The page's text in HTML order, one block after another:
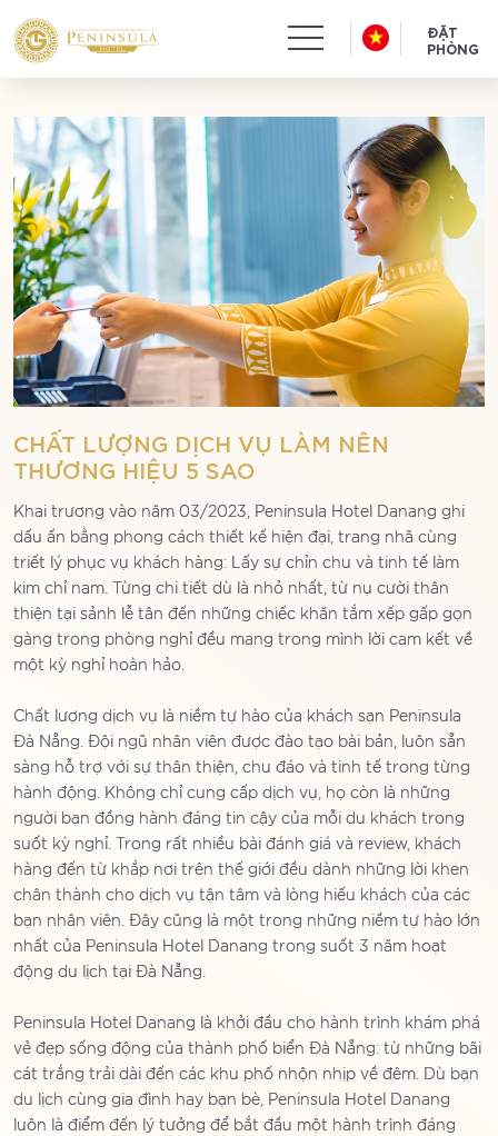
ĐẶT
PHÒNG
CHẤT LƯỢNG DỊCH VỤ LÀM NÊN
THƯƠNG HIỆU 5 SAO
Khai trương vào năm 03/2023, Peninsula Hotel Danang ghi
dấu ấn bằng phong cách thiết kế hiện đại, trang nhã cùng
triết lý phục vụ khách hàng: Lấy sự chỉn chu và tinh tế làm
kim chỉ nam. Từng chi tiết dù là nhỏ nhất, từ nụ cười thân
thiện tại sảnh lễ tân đến những chiếc khăn tắm xếp gấp gọn
gàng trong phòng nghỉ đều mang trong mình lời cam kết về
một kỳ nghỉ hoàn hảo.
Chất lượng dịch vụ là niềm tự hào của khách sạn Peninsula
Đà Nẵng. Đội ngũ nhân viên được đào tạo bài bản, luôn sẵn
sàng hỗ trợ với sự thân thiện, chu đáo và tinh tế trong từng
hành động. Không chỉ cung cấp dịch vụ, họ còn là những
người bạn đồng hành đáng tin cậy của mỗi du khách trong
suốt kỳ nghỉ. Trong rất nhiều bài đánh giá và review, khách
hàng đến từ khắp nơi trên thế giới đều dành những lời khen
chân thành cho dịch vụ tận tâm và lòng hiếu khách của các
bạn nhân viên. Đây cũng là một trong những niềm tự hào lớn
nhất của Peninsula Hotel Danang trong suốt 3 năm hoạt
động du lịch tại Đà Nẵng.
Peninsula Hotel Danang là khởi đầu cho hành trình khám phá
vẻ đẹp sống động của thành phố biển Đà Nẵng: từ những bãi
cát trắng trải dài đến các khu phố nhộn nhịp về đêm. Dù bạn
du lịch cùng gia đình hay bạn bè, Peninsula Hotel Danang
luôn là điểm đến lý tưởng để bắt đầu một hành trình đáng